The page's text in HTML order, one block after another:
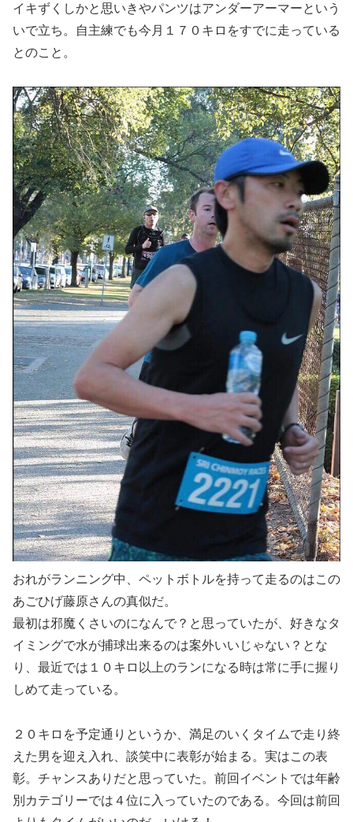
イキずくしかと思いきやパンツはアンダーアーマーという
いで立ち。自主練でも今月１７０キロをすでに走っている
とのこと。
おれがランニング中、ペットボトルを持って走るのはこの
あごひげ藤原さんの真似だ。
最初は邪魔くさいのになんで？と思っていたが、好きなタ
イミングで水が捕球出来るのは案外いいじゃない？とな
り、最近では１０キロ以上のランになる時は常に手に握り
しめて走っている。
２０キロを予定通りというか、満足のいくタイムで走り終
えた男を迎え入れ、談笑中に表彰が始まる。実はこの表
彰。チャンスありだと思っていた。前回イベントでは年齢
別カテゴリーでは４位に入っていたのである。今回は前回